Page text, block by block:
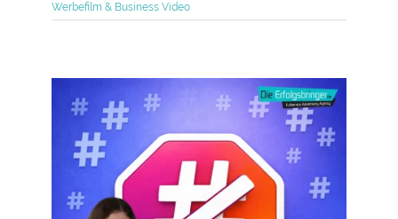
Werbefilm & Business Video